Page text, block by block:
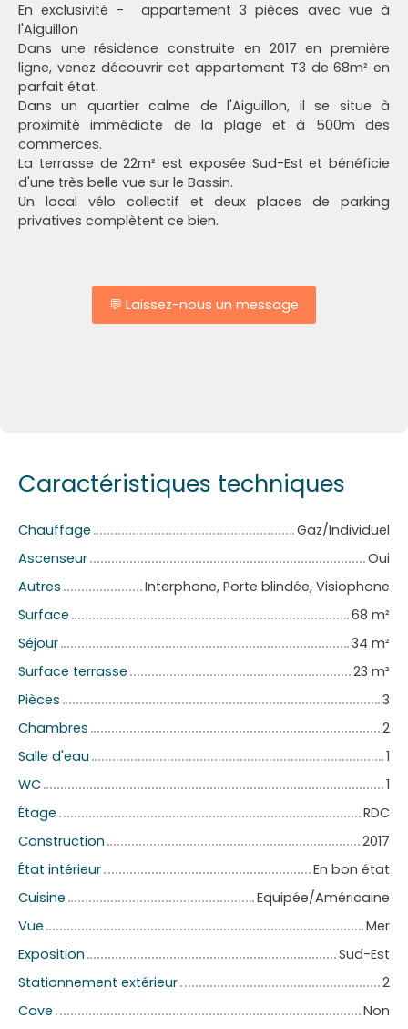
En exclusivité - appartement 3 pièces avec vue à
l'Aiguillon
Dans une résidence construite en 2017 en première
ligne, venez découvrir cet appartement T3 de 68m² en
parfait état.
Dans un quartier calme de l'Aiguillon, il se situe à
proximité immédiate de la plage et à 500m des
commerces.
La terrasse de 22m² est exposée Sud-Est et bénéficie
d'une très belle vue sur le Bassin.
Un local vélo collectif et deux places de parking
privatives complètent ce bien.
💬 Laissez-nous un message
Caractéristiques techniques
Chauffage
Gaz/Individuel
Ascenseur
Oui
Autres
Interphone, Porte blindée, Visiophone
Surface
68 m²
Séjour
34 m²
Surface terrasse
23 m²
Pièces
3
Chambres
2
Salle d'eau
1
WC
1
Étage
RDC
Construction
2017
État intérieur
En bon état
Cuisine
Equipée/Américaine
Vue
Mer
Exposition
Sud-Est
Stationnement extérieur
2
Cave
Non